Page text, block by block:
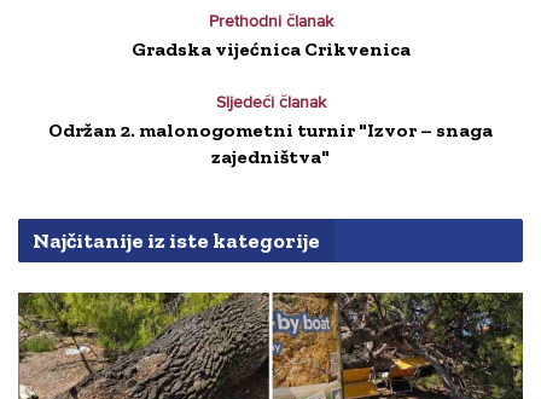
Prethodni članak
Gradska vijećnica Crikvenica
Sljedeći članak
Održan 2. malonogometni turnir "Izvor – snaga
zajedništva"
Najčitanije iz iste kategorije